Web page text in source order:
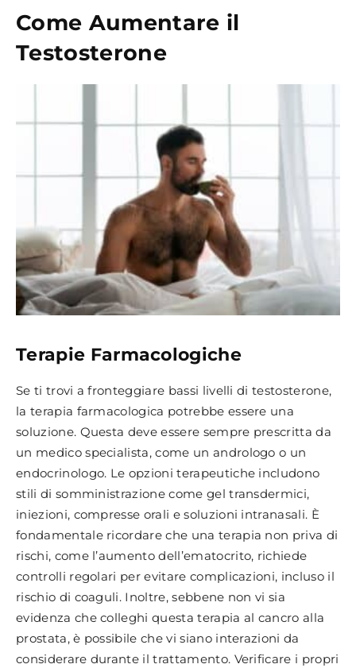
Come Aumentare il
Testosterone
Terapie Farmacologiche
Se ti trovi a fronteggiare bassi livelli di testosterone,
la terapia farmacologica potrebbe essere una
soluzione. Questa deve essere sempre prescritta da
un medico specialista, come un andrologo o un
endocrinologo. Le opzioni terapeutiche includono
stili di somministrazione come gel transdermici,
iniezioni, compresse orali e soluzioni intranasali. È
fondamentale ricordare che una terapia non priva di
rischi, come l’aumento dell’ematocrito, richiede
controlli regolari per evitare complicazioni, incluso il
rischio di coaguli. Inoltre, sebbene non vi sia
evidenza che colleghi questa terapia al cancro alla
prostata, è possibile che vi siano interazioni da
considerare durante il trattamento. Verificare i propri